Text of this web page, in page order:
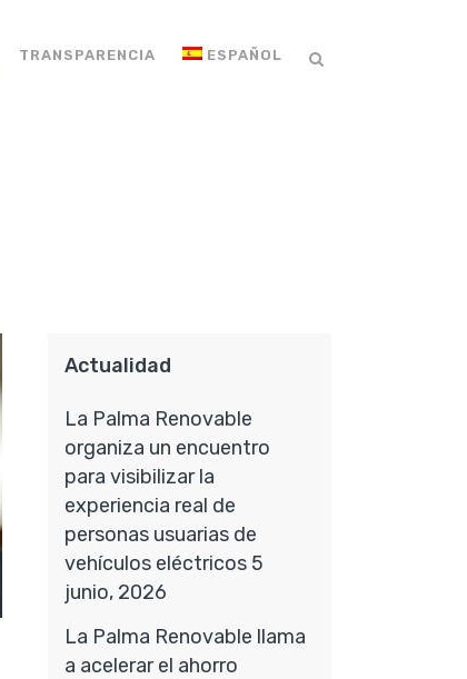
TRANSPARENCIA ESPAÑOL
Actualidad
La Palma Renovable
organiza un encuentro
para visibilizar la
experiencia real de
personas usuarias de
vehículos eléctricos 5
junio, 2026
La Palma Renovable llama
a acelerar el ahorro